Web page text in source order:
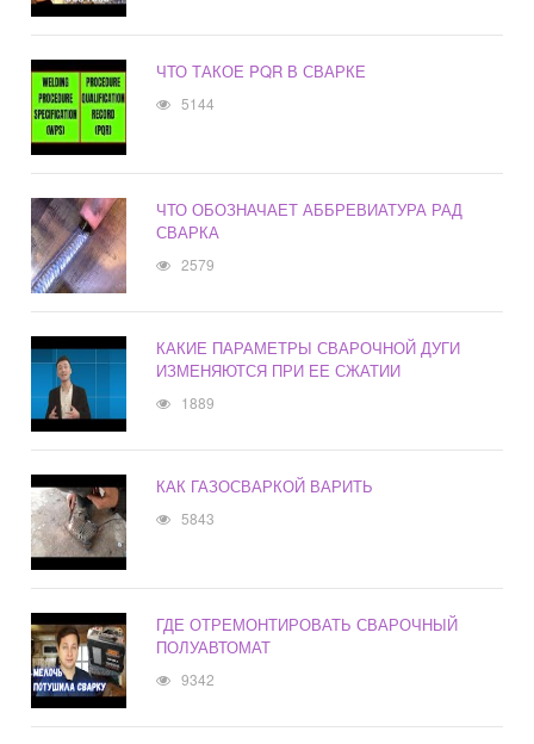
ЧТО ТАКОЕ PQR В СВАРКЕ
5144
ЧТО ОБОЗНАЧАЕТ АББРЕВИАТУРА РАД
СВАРКА
2579
КАКИЕ ПАРАМЕТРЫ СВАРОЧНОЙ ДУГИ
ИЗМЕНЯЮТСЯ ПРИ ЕЕ СЖАТИИ
1889
КАК ГАЗОСВАРКОЙ ВАРИТЬ
5843
ГДЕ ОТРЕМОНТИРОВАТЬ СВАРОЧНЫЙ
ПОЛУАВТОМАТ
9342